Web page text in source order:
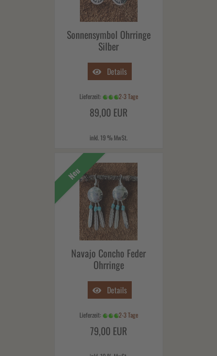
Sonnensymbol Ohrringe
Silber
Details
Lieferzeit: 2-3 Tage
89,00 EUR
inkl. 19 % MwSt.
Neu
Navajo Concho Feder
Ohrringe
Details
Lieferzeit: 2-3 Tage
79,00 EUR